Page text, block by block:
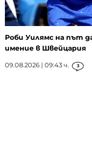
Роби Уилямс на път
имение в Швейцария
09.08.2026 | 09:43 ч. 3